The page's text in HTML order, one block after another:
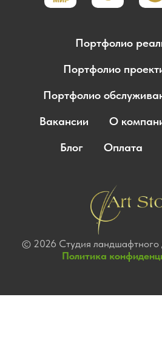
Портфолио
Портфолио
Портфолио
Вакансии
О
Блог
Оплата
© 2026 Студия ландшафтного
Политика